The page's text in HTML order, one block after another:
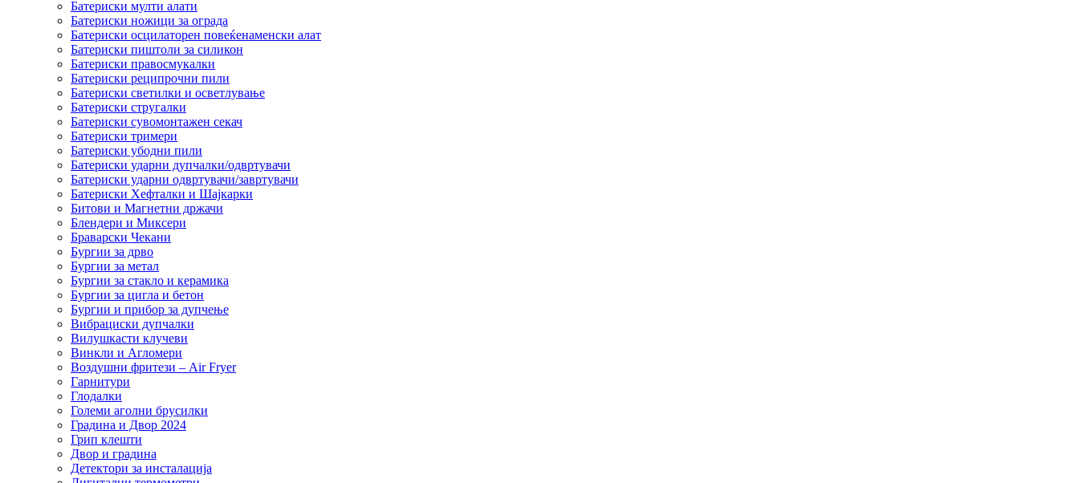
Батериски мулти алати
Батериски ножици за ограда
Батериски осцилаторен повеќенаменски алат
Батериски пиштоли за силикон
Батериски правосмукалки
Батериски реципрочни пили
Батериски светилки и осветлување
Батериски стругалки
Батериски сувомонтажен секач
Батериски тримери
Батериски убодни пили
Батериски ударни дупчалки/одвртувачи
Батериски ударни одвртувачи/завртувачи
Батериски Хефталки и Шајкарки
Битови и Магнетни држачи
Блендери и Миксери
Браварски Чекани
Бургии за дрво
Бургии за метал
Бургии за стакло и керамика
Бургии за цигла и бетон
Бургии и прибор за дупчење
Вибрациски дупчалки
Вилушкасти клучеви
Винкли и Агломери
Воздушни фритези – Air Fryer
Гарнитури
Глодалки
Големи аголни брусилки
Градина и Двор 2024
Грип клешти
Двор и градина
Детектори за инсталација